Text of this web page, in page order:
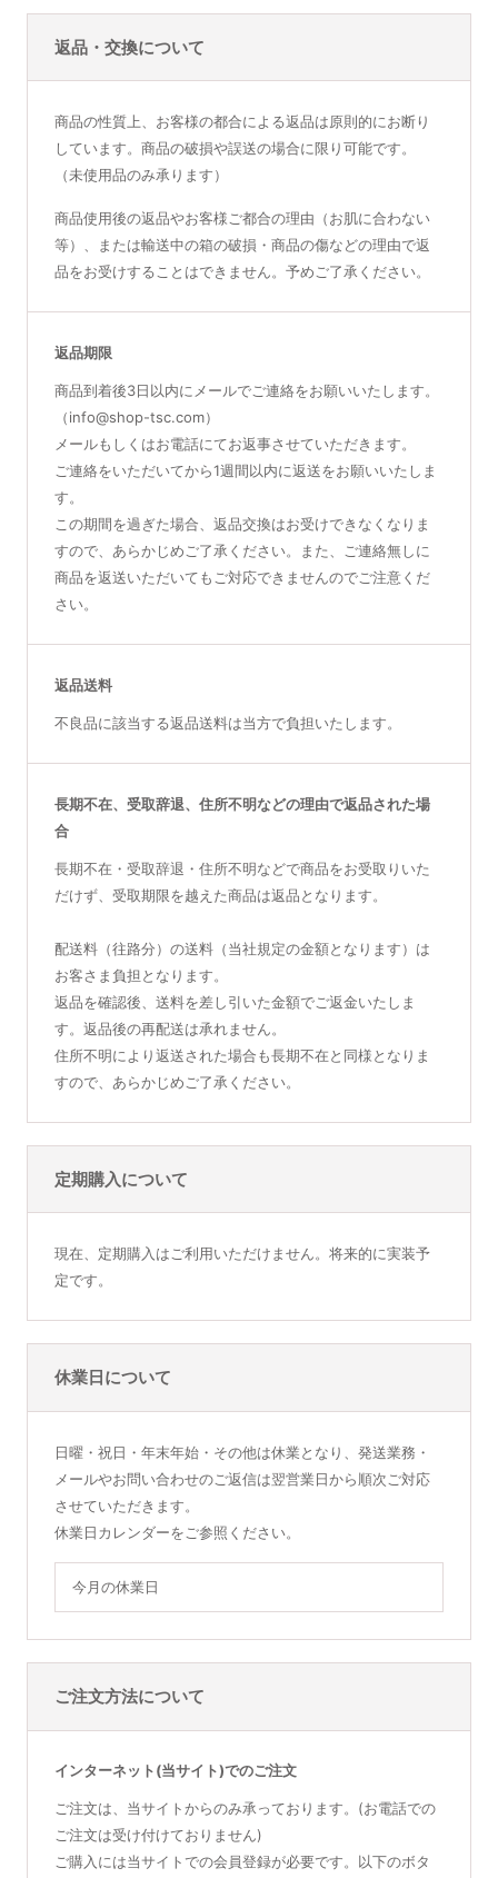
返品・交換について
商品の性質上、お客様の都合による返品は原則的にお断り
しています。商品の破損や誤送の場合に限り可能です。
（未使用品のみ承ります）
商品使用後の返品やお客様ご都合の理由（お肌に合わない
等）、または輸送中の箱の破損・商品の傷などの理由で返
品をお受けすることはできません。予めご了承ください。
返品期限
商品到着後3日以内にメールでご連絡をお願いいたします。
（info@shop-tsc.com）
メールもしくはお電話にてお返事させていただきます。
ご連絡をいただいてから1週間以内に返送をお願いいたしま
す。
この期間を過ぎた場合、返品交換はお受けできなくなりま
すので、あらかじめご了承ください。また、ご連絡無しに
商品を返送いただいてもご対応できませんのでご注意くだ
さい。
返品送料
不良品に該当する返品送料は当方で負担いたします。
長期不在、受取辞退、住所不明などの理由で返品された場
合
長期不在・受取辞退・住所不明などで商品をお受取りいた
だけず、受取期限を越えた商品は返品となります。
配送料（往路分）の送料（当社規定の金額となります）は
お客さま負担となります。
返品を確認後、送料を差し引いた金額でご返金いたしま
す。返品後の再配送は承れません。
住所不明により返送された場合も長期不在と同様となりま
すので、あらかじめご了承ください。
定期購入について
現在、定期購入はご利用いただけません。将来的に実装予
定です。
休業日について
日曜・祝日・年末年始・その他は休業となり、発送業務・
メールやお問い合わせのご返信は翌営業日から順次ご対応
させていただきます。
休業日カレンダーをご参照ください。
今月の休業日
ご注文方法について
インターネット(当サイト)でのご注文
ご注文は、当サイトからのみ承っております。(お電話での
ご注文は受け付けておりません)
ご購入には当サイトでの会員登録が必要です。以下のボタ